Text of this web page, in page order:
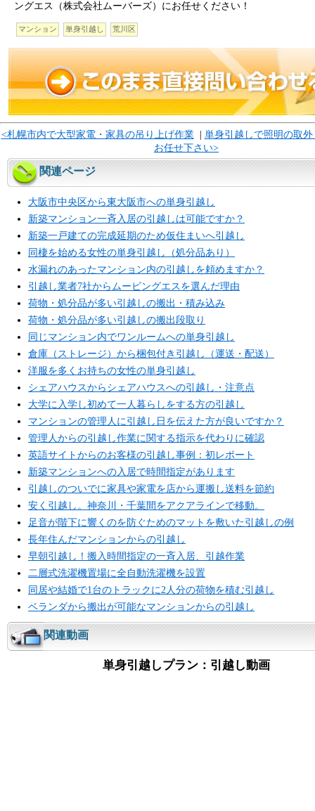
ングエス（株式会社ムーバーズ）にお任せください！
マンション 単身引越し 荒川区
<札幌市内で大型家電・家具の吊り上げ作業| 単身引越しで照明の取
お任せ下さい>
関連ページ
大阪市中央区から東大阪市への単身引越し
新築マンション一斉入居の引越しは可能ですか？
新築一戸建ての完成延期のため仮住まいへ引越し
同棲を始める女性の単身引越し（処分品あり）
水漏れのあったマンション内の引越しを頼めますか？
引越し業者7社からムービングエスを選んだ理由
荷物・処分品が多い引越しの搬出・積み込み
荷物・処分品が多い引越しの搬出段取り
同じマンション内でワンルームへの単身引越し
倉庫（ストレージ）から梱包付き引越し（運送・配送）
洋服を多くお持ちの女性の単身引越し
シェアハウスからシェアハウスへの引越し・注意点
大学に入学し初めて一人暮らしをする方の引越し
マンションの管理人に引越し日を伝えた方が良いですか？
管理人からの引越し作業に関する指示を代わりに確認
英語サイトからのお客様の引越し事例：初レポート
新築マンションへの入居で時間指定があります
引越しのついでに家具や家電を店から運搬し送料を節約
安く引越し。神奈川・千葉間をアクアラインで移動。
足音が階下に響くのを防ぐためのマットを敷いた引越しの例
長年住んだマンションからの引越し
早朝引越し！搬入時間指定の一斉入居、引越作業
二層式洗濯機置場に全自動洗濯機を設置
同居や結婚で1台のトラックに2人分の荷物を積む引越し
ベランダから搬出が可能なマンションからの引越し
関連動画
単身引越しプラン：引越し動画